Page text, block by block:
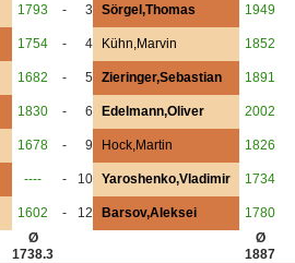
1793 - 3 Sörgel,Thomas 1949
1754 - 4 Kühn,Marvin 1852
1682 - 5 Zieringer,Sebastian 1891
1830 - 6 Edelmann,Oliver 2002
1678 - 9 Hock,Martin 1826
---- - 10 Yaroshenko,Vladimir 1734
1602 - 12 Barsov,Aleksei
1780
Ø
1738.3
Ø
1887